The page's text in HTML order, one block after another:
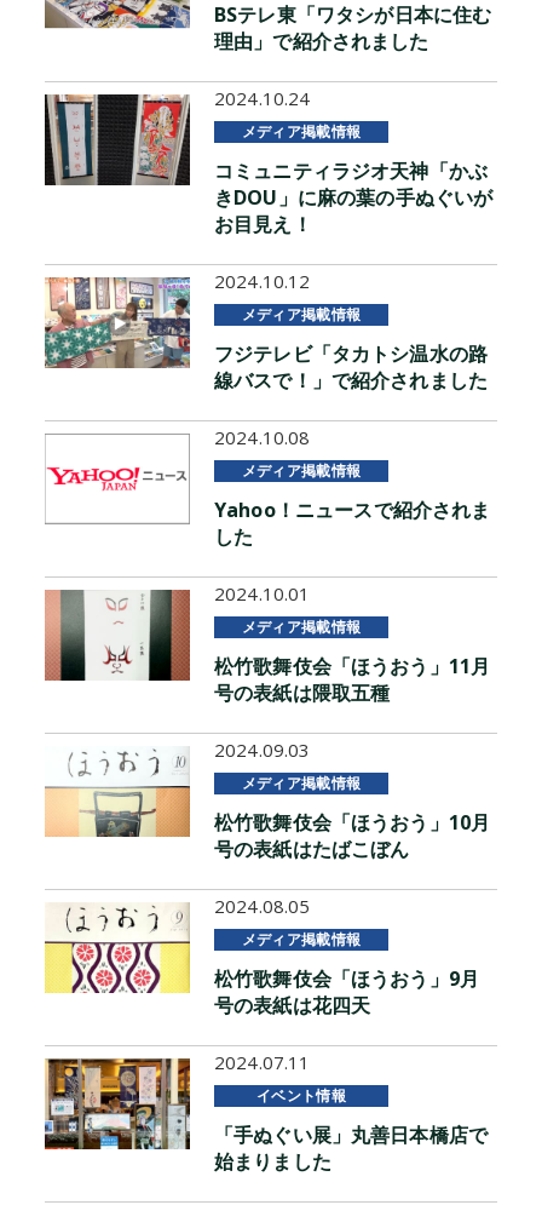
BSテレ東「ワタシが日本に住む
理由」で紹介されました
2024.10.24
メディア掲載情報
コミュニティラジオ天神「かぶ
きDOU」に麻の葉の手ぬぐいが
お目見え！
2024.10.12
メディア掲載情報
フジテレビ「タカトシ温水の路
線バスで！」で紹介されました
2024.10.08
メディア掲載情報
Yahoo！ニュースで紹介されま
した
2024.10.01
メディア掲載情報
松竹歌舞伎会「ほうおう」11月
号の表紙は隈取五種
2024.09.03
メディア掲載情報
松竹歌舞伎会「ほうおう」10月
号の表紙はたばこぼん
2024.08.05
メディア掲載情報
松竹歌舞伎会「ほうおう」9月
号の表紙は花四天
2024.07.11
イベント情報
「手ぬぐい展」丸善日本橋店で
始まりました